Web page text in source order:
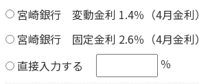
宮崎銀行 変動金利 1.4％（4月金利）
宮崎銀行 固定金利 2.6％（4月金利）
直接入力する
％